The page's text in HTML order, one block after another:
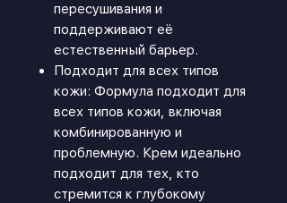
пересушивания и
поддерживают её
естественный барьер.
Подходит для всех типов
кожи: Формула подходит для
всех типов кожи, включая
комбинированную и
проблемную. Крем идеально
подходит для тех, кто
стремится к глубокому